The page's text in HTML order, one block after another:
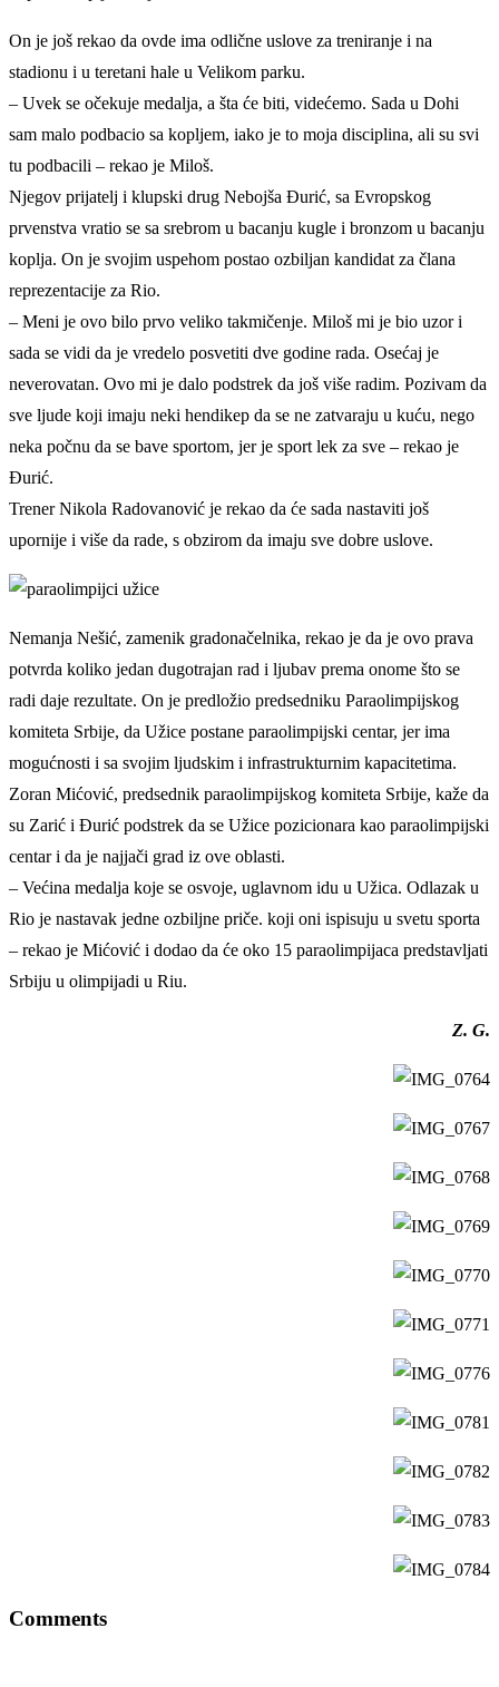
On je još rekao da ovde ima odlične uslove za treniranje i na
stadionu i u teretani hale u Velikom parku.
– Uvek se očekuje medalja, a šta će biti, videćemo. Sada u Dohi
sam malo podbacio sa kopljem, iako je to moja disciplina, ali su svi
tu podbacili – rekao je Miloš.
Njegov prijatelj i klupski drug Nebojša Đurić, sa Evropskog
prvenstva vratio se sa srebrom u bacanju kugle i bronzom u bacanju
koplja. On je svojim uspehom postao ozbiljan kandidat za člana
reprezentacije za Rio.
– Meni je ovo bilo prvo veliko takmičenje. Miloš mi je bio uzor i
sada se vidi da je vredelo posvetiti dve godine rada. Osećaj je
neverovatan. Ovo mi je dalo podstrek da još više radim. Pozivam da
sve ljude koji imaju neki hendikep da se ne zatvaraju u kuću, nego
neka počnu da se bave sportom, jer je sport lek za sve – rekao je
Đurić.
Trener Nikola Radovanović je rekao da će sada nastaviti još
upornije i više da rade, s obzirom da imaju sve dobre uslove.
Nemanja Nešić, zamenik gradonačelnika, rekao je da je ovo prava
potvrda koliko jedan dugotrajan rad i ljubav prema onome što se
radi daje rezultate. On je predložio predsedniku Paraolimpijskog
komiteta Srbije, da Užice postane paraolimpijski centar, jer ima
mogućnosti i sa svojim ljudskim i infrastrukturnim kapacitetima.
Zoran Mićović, predsednik paraolimpijskog komiteta Srbije, kaže da
su Zarić i Đurić podstrek da se Užice pozicionara kao paraolimpijski
centar i da je najjači grad iz ove oblasti.
– Većina medalja koje se osvoje, uglavnom idu u Užica. Odlazak u
Rio je nastavak jedne ozbiljne priče. koji oni ispisuju u svetu sporta
– rekao je Mićović i dodao da će oko 15 paraolimpijaca predstavljati
Srbiju u olimpijadi u Riu.
Z. G.
Comments